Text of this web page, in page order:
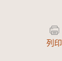
列印